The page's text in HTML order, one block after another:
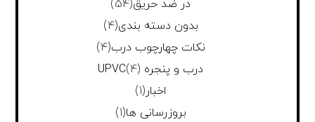
در ضد حریق(54)
بدون دسته بندی(4)
نکات چهارچوب درب(4)
درب و پنجره UPVC (4)
اخبار(1)
بروزرسانی ها(1)